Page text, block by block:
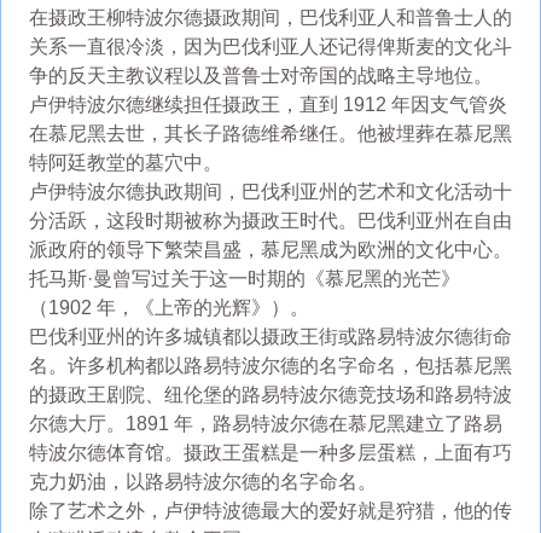
在摄政王柳特波尔德摄政期间，巴伐利亚人和普鲁士人的
关系一直很冷淡，因为巴伐利亚人还记得俾斯麦的文化斗
争的反天主教议程以及普鲁士对帝国的战略主导地位。
卢伊特波尔德继续担任摄政王，直到 1912 年因支气管炎
在慕尼黑去世，其长子路德维希继任。他被埋葬在慕尼黑
特阿廷教堂的墓穴中。
卢伊特波尔德执政期间，巴伐利亚州的艺术和文化活动十
分活跃，这段时期被称为摄政王时代。巴伐利亚州在自由
派政府的领导下繁荣昌盛，慕尼黑成为欧洲的文化中心。
托马斯·曼曾写过关于这一时期的《慕尼黑的光芒》
（1902 年，《上帝的光辉》）。
巴伐利亚州的许多城镇都以摄政王街或路易特波尔德街命
名。许多机构都以路易特波尔德的名字命名，包括慕尼黑
的摄政王剧院、纽伦堡的路易特波尔德竞技场和路易特波
尔德大厅。1891 年，路易特波尔德在慕尼黑建立了路易
特波尔德体育馆。摄政王蛋糕是一种多层蛋糕，上面有巧
克力奶油，以路易特波尔德的名字命名。
除了艺术之外，卢伊特波德最大的爱好就是狩猎，他的传